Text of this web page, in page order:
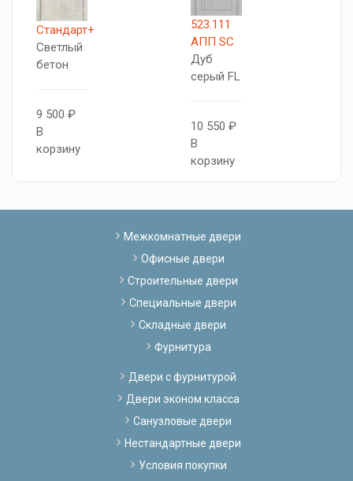
Стандарт+
Светлый
бетон
9 500 ₽
В
корзину
523.111
АПП SC
Дуб
серый FL
10 550 ₽
В
корзину
Межкомнатные двери
Офисные двери
Строительные двери
Специальные двери
Складные двери
Фурнитура
Двери с фурнитурой
Двери эконом класса
Санузловые двери
Нестандартные двери
Условия покупки